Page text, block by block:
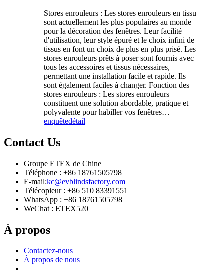
Stores enrouleurs : Les stores enrouleurs en tissu
sont actuellement les plus populaires au monde
pour la décoration des fenêtres. Leur facilité
d'utilisation, leur style épuré et le choix infini de
tissus en font un choix de plus en plus prisé. Les
stores enrouleurs prêts à poser sont fournis avec
tous les accessoires et tissus nécessaires,
permettant une installation facile et rapide. Ils
sont également faciles à changer. Fonction des
stores enrouleurs : Les stores enrouleurs
constituent une solution abordable, pratique et
polyvalente pour habiller vos fenêtres…
enquêtedétail
Contact Us
Groupe ETEX de Chine
Téléphone : +86 18761505798
E-mail:kc@evblindsfactory.com
Télécopieur : +86 510 83391551
WhatsApp : +86 18761505798
WeChat : ETEX520
À propos
Contactez-nous
À propos de nous